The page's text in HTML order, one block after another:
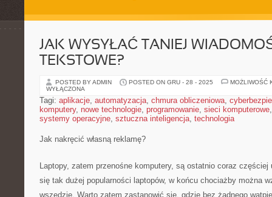
JAK WYSYŁAĆ TANIEJ
TEKSTOWE?
POSTED BY ADMIN POSTED ON GRU - 28 - 2025
MOŻLIWOŚĆ
WYŁĄCZONA
Tagi: aplikacje, automatyzacja, chmura obliczeniowa,
komputery, nowe technologie, programowanie, sieci komputerowe
systemy operacyjne, sztuczna inteligencja, technologia
Jak nakręcić własną reklamę?
Laptopy, zatem przenośne komputery, są ostatnio coraz
się tak dużej popularności laptopów, w końcu chociażby można
wszędzie. Warto zatem zastanowić się, gdzie bez żadnego